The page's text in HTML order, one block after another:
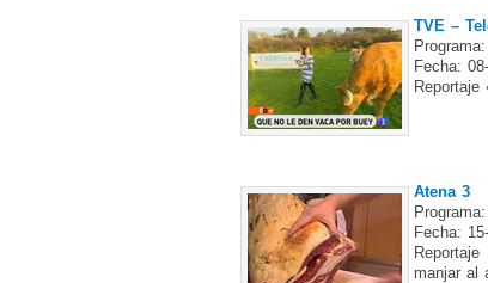
TVE –
Fecha:
Atena 3
Fecha:
manjar al